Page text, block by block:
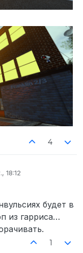
4
18:12
будет в
из гарриса…
1